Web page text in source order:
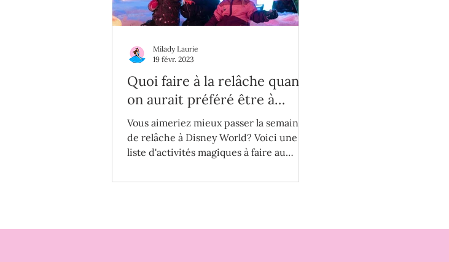
Quoi faire à la relâche quand
on aurait préféré être à
Disney World...
Vous aimeriez mieux passer la semaine
de relâche à Disney World? Voici une
liste d'activités magiques à faire au
Milady Laurie
19 févr. 2023